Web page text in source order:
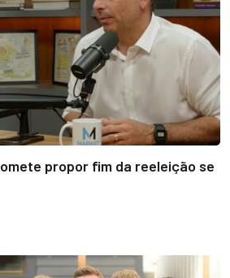
propor fim da reeleição se